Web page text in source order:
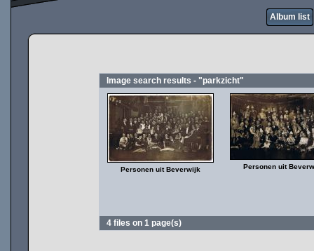
Album list
Image search results - "parkzicht"
Personen uit Beverwijk Personen uit
4 files on 1 page(s)